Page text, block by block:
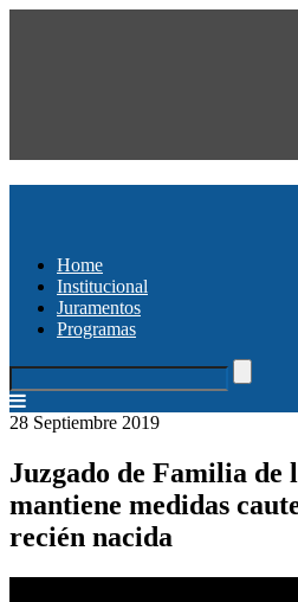
Home
Institucional
Juramentos
Programas
28 Septiembre 2019
Juzgado de Familia de
mantiene medidas
recién nacida